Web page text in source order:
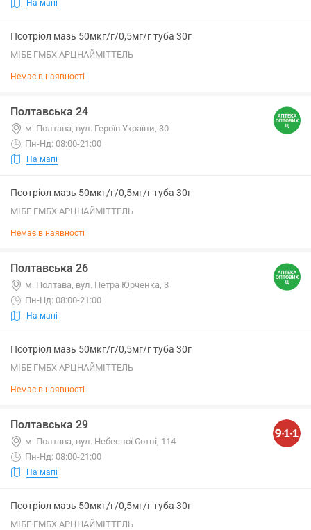
На мапі
Псотріол мазь 50мкг/г/0,5мг/г туба 30г
МІБЕ ГМБХ АРЦНАЙМІТТЕЛЬ
Немає в наявності
Полтавська 24
м. Полтава, вул. Героїв України, 30
Пн-Нд: 08:00-21:00
На мапі
Псотріол мазь 50мкг/г/0,5мг/г туба 30г
МІБЕ ГМБХ АРЦНАЙМІТТЕЛЬ
Немає в наявності
Полтавська 26
м. Полтава, вул. Петра Юрченка, 3
Пн-Нд: 08:00-21:00
На мапі
Псотріол мазь 50мкг/г/0,5мг/г туба 30г
МІБЕ ГМБХ АРЦНАЙМІТТЕЛЬ
Немає в наявності
Полтавська 29
м. Полтава, вул. Небесної Сотні, 114
Пн-Нд: 08:00-21:00
На мапі
Псотріол мазь 50мкг/г/0,5мг/г туба 30г
МІБЕ ГМБХ АРЦНАЙМІТТЕЛЬ